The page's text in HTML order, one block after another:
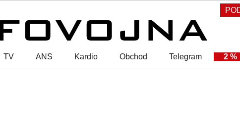
TV ANS Kardio Obchod Telegram 2 %